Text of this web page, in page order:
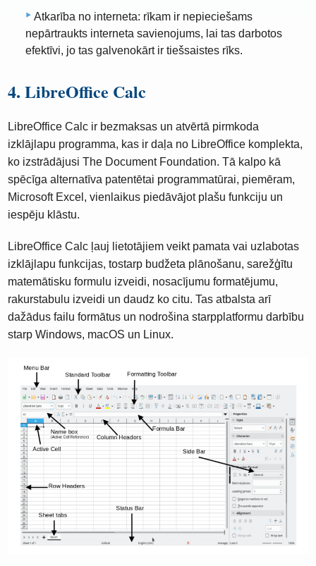
Atkarība no interneta: rīkam ir nepieciešams
nepārtraukts interneta savienojums, lai tas darbotos
efektīvi, jo tas galvenokārt ir tiešsaistes rīks.
4. LibreOffice Calc
LibreOffice Calc ir bezmaksas un atvērtā pirmkoda
izklājlapu programma, kas ir daļa no LibreOffice komplekta,
ko izstrādājusi The Document Foundation. Tā kalpo kā
spēcīga alternatīva patentētai programmatūrai, piemēram,
Microsoft Excel, vienlaikus piedāvājot plašu funkciju un
iespēju klāstu.
LibreOffice Calc ļauj lietotājiem veikt pamata vai uzlabotas
izklājlapu funkcijas, tostarp budžeta plānošanu, sarežģītu
matemātisku formulu izveidi, nosacījumu formatējumu,
rakurstabulu izveidi un daudz ko citu. Tas atbalsta arī
dažādus failu formātus un nodrošina starpplatformu darbību
starp Windows, macOS un Linux.